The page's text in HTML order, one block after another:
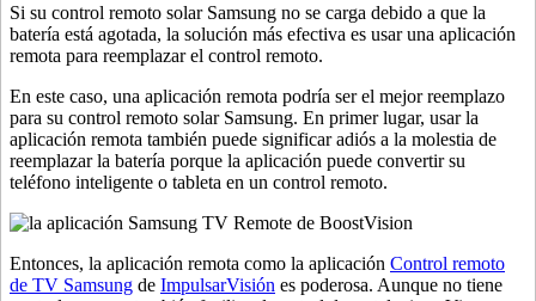
Si su control remoto solar Samsung no se carga debido a que la
batería está agotada, la solución más efectiva es usar una aplicación
remota para reemplazar el control remoto.
En este caso, una aplicación remota podría ser el mejor reemplazo
para su control remoto solar Samsung. En primer lugar, usar la
aplicación remota también puede significar adiós a la molestia de
reemplazar la batería porque la aplicación puede convertir su
teléfono inteligente o tableta en un control remoto.
Entonces, la aplicación remota como la aplicación Control remoto
de TV Samsung de ImpulsarVisión es poderosa. Aunque no tiene